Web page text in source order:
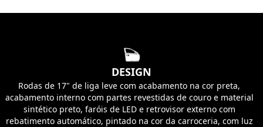
DESIGN
Rodas de 17" de liga leve com acabamento na cor preta,
acabamento interno com partes revestidas de couro e material
sintético preto, faróis de LED e retrovisor externo com
rebatimento automático, pintado na cor da carroceria, com luz